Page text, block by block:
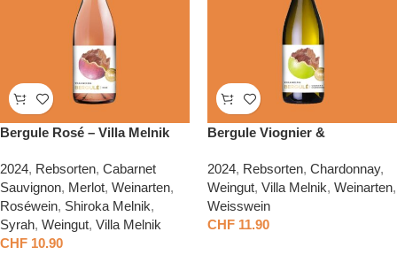
Bergule Rosé – Villa Melnik
2024, Rebsorten, Cabarnet
Sauvignon, Merlot, Weinarten,
Roséwein, Shiroka Melnik,
Syrah, Weingut, Villa Melnik
CHF 10.90
Bergule Viognier &
2024, Rebsorten, Chardonnay,
Weingut, Villa Melnik, Weinarten,
Weisswein
CHF 11.90